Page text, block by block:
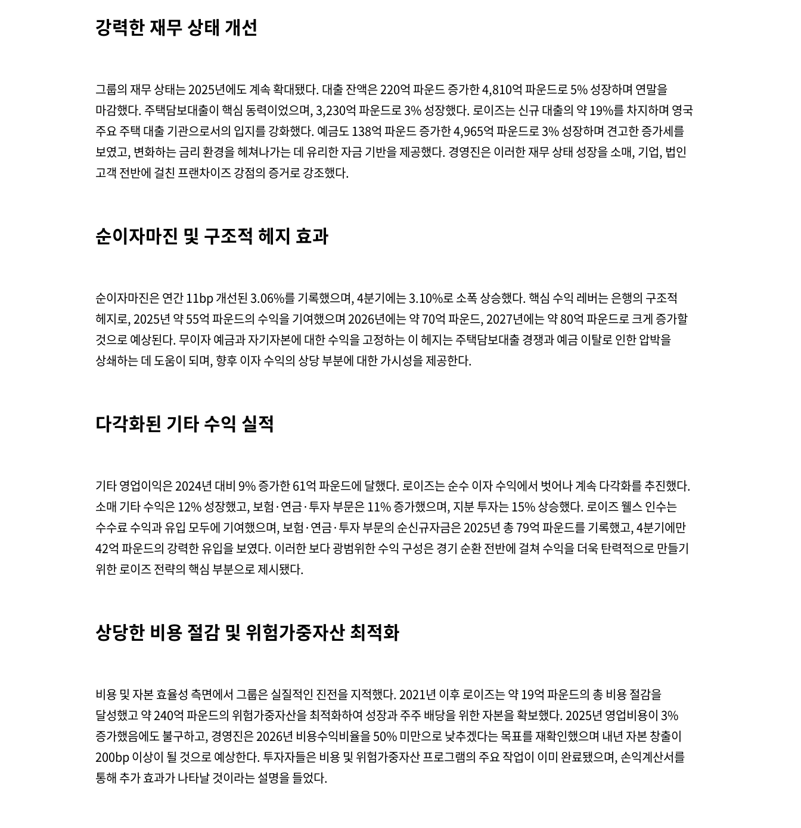
강력한 재무 상태 개선
그룹의 재무 상태는 2025년에도 계속 확대됐다. 대출 잔액은 220억 파운드 증가한 4,810억 파운드로 5% 성장하며 연말을
마감했다. 주택담보대출이 핵심 동력이었으며, 3,230억 파운드로 3% 성장했다. 로이즈는 신규 대출의 약 19%를 차지하며 영국
주요 주택 대출 기관으로서의 입지를 강화했다. 예금도 138억 파운드 증가한 4,965억 파운드로 3% 성장하며 견고한 증가세를
보였고, 변화하는 금리 환경을 헤쳐나가는 데 유리한 자금 기반을 제공했다. 경영진은 이러한 재무 상태 성장을 소매, 기업, 법인
고객 전반에 걸친 프랜차이즈 강점의 증거로 강조했다.
순이자마진 및 구조적 헤지 효과
순이자마진은 연간 11bp 개선된 3.06%를 기록했으며, 4분기에는 3.10%로 소폭 상승했다. 핵심 수익 레버는 은행의 구조적
헤지로, 2025년 약 55억 파운드의 수익을 기여했으며 2026년에는 약 70억 파운드, 2027년에는 약 80억 파운드로 크게 증가할
것으로 예상된다. 무이자 예금과 자기자본에 대한 수익을 고정하는 이 헤지는 주택담보대출 경쟁과 예금 이탈로 인한 압박을
상쇄하는 데 도움이 되며, 향후 이자 수익의 상당 부분에 대한 가시성을 제공한다.
다각화된 기타 수익 실적
기타 영업이익은 2024년 대비 9% 증가한 61억 파운드에 달했다. 로이즈는 순수 이자 수익에서 벗어나 계속 다각화를 추진했다.
소매 기타 수익은 12% 성장했고, 보험·연금·투자 부문은 11% 증가했으며, 지분 투자는 15% 상승했다. 로이즈 웰스 인수는
수수료 수익과 유입 모두에 기여했으며, 보험·연금·투자 부문의 순신규자금은 2025년 총 79억 파운드를 기록했고, 4분기에만
42억 파운드의 강력한 유입을 보였다. 이러한 보다 광범위한 수익 구성은 경기 순환 전반에 걸쳐 수익을 더욱 탄력적으로 만들기
위한 로이즈 전략의 핵심 부분으로 제시됐다.
상당한 비용 절감 및 위험가중자산 최적화
비용 및 자본 효율성 측면에서 그룹은 실질적인 진전을 지적했다. 2021년 이후 로이즈는 약 19억 파운드의 총 비용 절감을
달성했고 약 240억 파운드의 위험가중자산을 최적화하여 성장과 주주 배당을 위한 자본을 확보했다. 2025년 영업비용이 3%
증가했음에도 불구하고, 경영진은 2026년 비용수익비율을 50% 미만으로 낮추겠다는 목표를 재확인했으며 내년 자본 창출이
200bp 이상이 될 것으로 예상한다. 투자자들은 비용 및 위험가중자산 프로그램의 주요 작업이 이미 완료됐으며, 손익계산서를
통해 추가 효과가 나타날 것이라는 설명을 들었다.